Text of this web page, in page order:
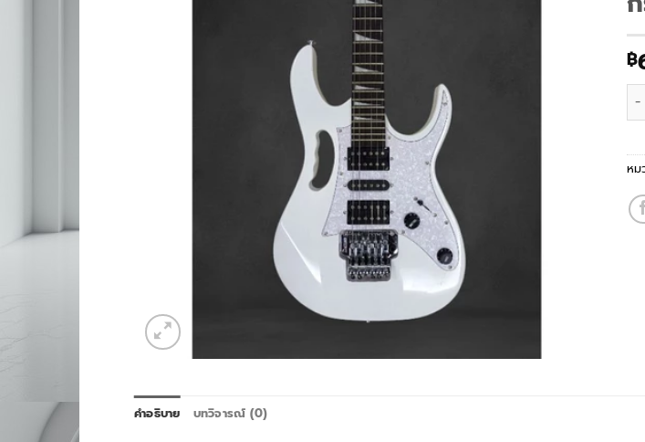
฿
หม
คำอธิบาย บทวิจารณ์ (0)